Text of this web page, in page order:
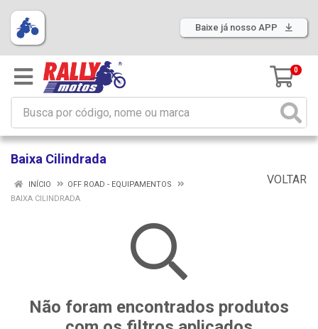
Baixe já nosso APP
0
Baixa Cilindrada
VOLTAR
INÍCIO
OFF ROAD - EQUIPAMENTOS
BAIXA CILINDRADA
Não foram encontrados produtos